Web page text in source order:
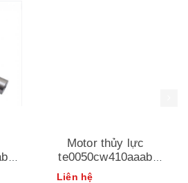
Motor thủy lực
te0050cw410aaab
parker
Liên hệ